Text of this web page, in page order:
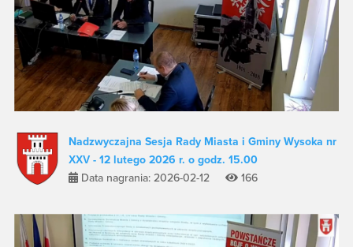
Nadzwyczajna Sesja Rady Miasta i Gminy Wysoka nr
XXV - 12 lutego 2026 r. o godz. 15.00
Data nagrania: 2026-02-12
166